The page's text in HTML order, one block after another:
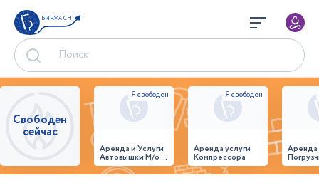
БИРЖА СНГ
Свободен
сейчас
Аренда и Услуги
Автовышки М/о г.
Домодедово
26,28,32 место
Аренда услуги
Компрессора